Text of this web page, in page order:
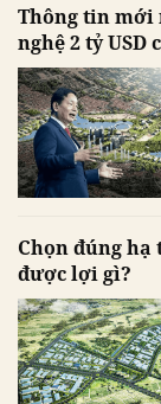
Thông tin mới
nghệ 2 tỷ USD
Chọn đúng
được lợi gì?